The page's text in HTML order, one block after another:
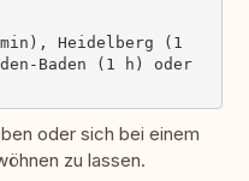
Heidelberg (1
Baden (1 h) oder
oder sich bei einem
zu lassen.